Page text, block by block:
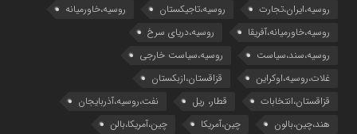
روسیه،ایران،تجارت
روسیه،تاجیکستان
روسیه،خاورمیانه
روسیه،خاورمیانه،آفریقا
روسیه،دریای سرخ
روسیه،سند،سیاست
روسیه،سیاست خارجی
غلات،روسیه،اوکراین
قزاقستان،ازبکستان
قزاقستان،انتخابات
قطار، ریل
نفت،روسیه،آذربایجان
هند،چین،بالون
چین،آمریکا چین،آمریکا،بالن